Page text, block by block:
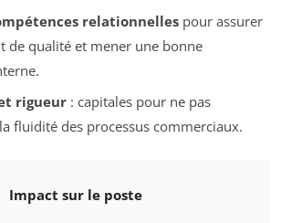
relationnellespour assurer
de qualité et mener une bonne
rigueur: capitales pour ne pas
fluidité des processus commerciaux.
Impact sur le poste